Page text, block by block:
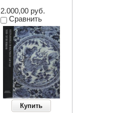
2.000,00 руб.
Сравнить
Купить